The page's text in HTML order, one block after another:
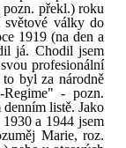
překl.) roku
světové války do
1919 (na den a
já. Chodil jsem
profesionální
byl za národně
- pozn.
listě. Jako
a 1944 jsem
Marie, roz.